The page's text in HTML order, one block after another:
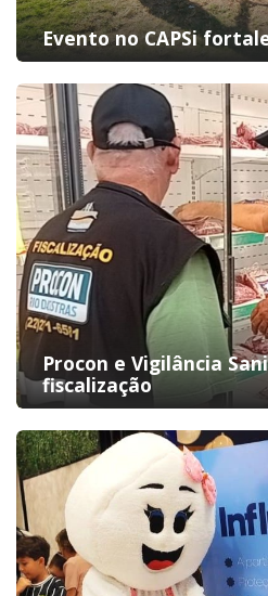
Evento no CAPSi
Procon e Vigilância
fiscalização